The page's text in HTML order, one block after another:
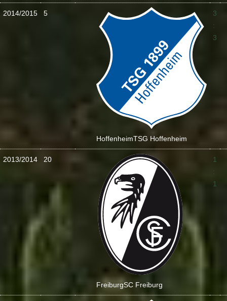
2014/2015 5
HoffenheimTSG Hoffenheim
3
:
3
2013/2014 20
FreiburgSC Freiburg
1
:
1